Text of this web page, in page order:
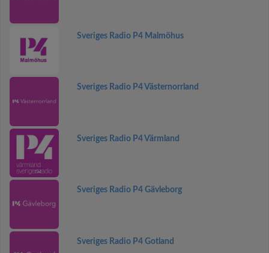
Sveriges Radio P4 Malmöhus
Sveriges Radio P4 Västernorrland
Sveriges Radio P4 Värmland
Sveriges Radio P4 Gävleborg
Sveriges Radio P4 Gotland